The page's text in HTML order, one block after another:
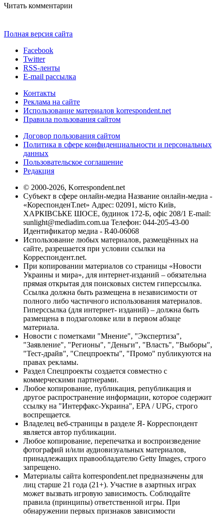
Читать комментарии
Полная версия сайта
Facebook
Twitter
RSS-ленты
E-mail рассылка
Контакты
Реклама на сайте
Использование материалов korrespondent.net
Правила пользования сайтом
Договор пользования сайтом
Политика в сфере конфиденциальности и персональных
данных
Пользовательское соглашение
Редакция
© 2000-2026, Korrespondent.net
Субъект в сфере онлайн-медиа Название онлайн-медиа -
«КореспонденТ.net» Адрес: 02091, місто Київ,
ХАРКІВСЬКЕ ШОСЕ, будинок 172-Б, офіс 208/1 E-mail:
sunlight@mediadim.com.ua Телефон: 044-205-43-00
Идентификатор медиа - R40-06068
Использование любых материалов, размещённых на
сайте, разрешается при условии ссылки на
Корреспондент.net.
При копировании материалов со страницы «Новости
Украины и мира», для интернет-изданий – обязательна
прямая открытая для поисковых систем гиперссылка.
Ссылка должна быть размещена в независимости от
полного либо частичного использования материалов.
Гиперссылка (для интернет- изданий) – должна быть
размещена в подзаголовке или в первом абзаце
материала.
Новости с пометками "Мнение", "Экспертиза",
"Заявление", "Регионы", "Деньги", "Власть", "Выборы",
"Тест-драйв", "Спецпроекты", "Промо" публикуются на
правах рекламы.
Раздел Спецпроекты создается совместно с
коммерческими партнерами.
Любое копирование, публикация, републикация и
другое распространение информации, которое содержит
ссылку на "Интерфакс-Украина", EPA / UPG, строго
воспрещается.
Владелец веб-страницы в разделе Я- Корреспондент
является автор публикации.
Любое копирование, перепечатка и воспроизведение
фотографий и/или аудиовизуальных материалов,
принадлежащих правообладателю Getty Images, строго
запрещено.
Материалы сайта korrespondent.net предназначены для
лиц старше 21 года (21+). Участие в азартных играх
может вызвать игровую зависимость. Соблюдайте
правила (принципы) ответственной игры. При
обнаружении первых признаков зависимости